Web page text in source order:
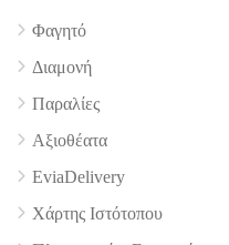
Φαγητό
Διαμονή
Παραλίες
Αξιοθέατα
EviaDelivery
Χάρτης Ιστότοπου